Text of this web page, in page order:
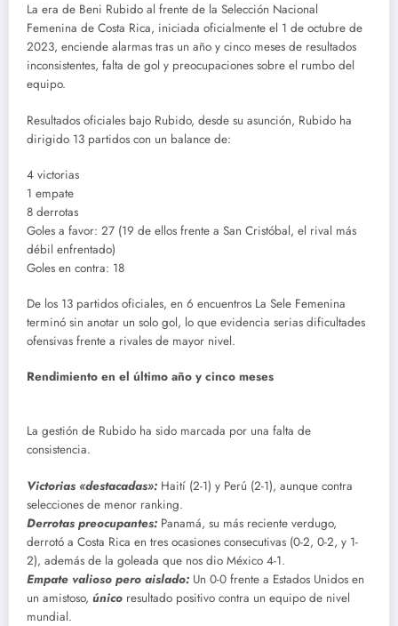
La era de Beni Rubido al frente de la Selección Nacional
Femenina de Costa Rica, iniciada oficialmente el 1 de octubre de
2023, enciende alarmas tras un año y cinco meses de resultados
inconsistentes, falta de gol y preocupaciones sobre el rumbo del
equipo.
Resultados oficiales bajo Rubido, desde su asunción, Rubido ha
dirigido 13 partidos con un balance de:
4 victorias
1 empate
8 derrotas
Goles a favor: 27 (19 de ellos frente a San Cristóbal, el rival más
débil enfrentado)
Goles en contra: 18
De los 13 partidos oficiales, en 6 encuentros La Sele Femenina
terminó sin anotar un solo gol, lo que evidencia serias dificultades
ofensivas frente a rivales de mayor nivel.
Rendimiento en el último año y cinco meses
La gestión de Rubido ha sido marcada por una falta de
consistencia.
Victorias «destacadas»: Haití (2-1) y Perú (2-1), aunque contra
selecciones de menor ranking.
Derrotas preocupantes: Panamá, su más reciente verdugo,
derrotó a Costa Rica en tres ocasiones consecutivas (0-2, 0-2, y 1-
2), además de la goleada que nos dio México 4-1.
Empate valioso pero aislado: Un 0-0 frente a Estados Unidos en
un amistoso, único resultado positivo contra un equipo de nivel
mundial.